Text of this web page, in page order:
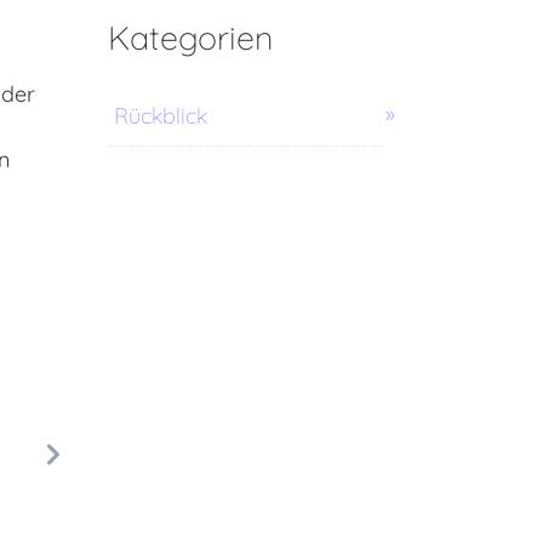
Kategorien
Rückblick